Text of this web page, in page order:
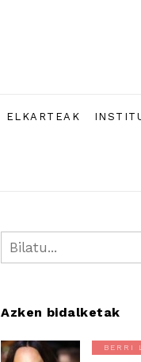
ELKARTEAK
Azken bidalketak
BERRI